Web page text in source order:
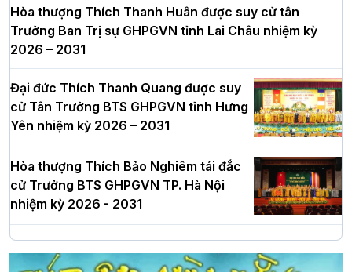
Hòa thượng Thích Thanh Huân được suy cử tân
Trưởng Ban Trị sự GHPGVN tỉnh Lai Châu nhiệm kỳ
2026 – 2031
Đại đức Thích Thanh Quang được suy
cử Tân Trưởng BTS GHPGVN tỉnh Hưng
Yên nhiệm kỳ 2026 – 2031
Hòa thượng Thích Bảo Nghiêm tái đắc
cử Trưởng BTS GHPGVN TP. Hà Nội
nhiệm kỳ 2026 - 2031
Hà Nội: Long trọng lễ khởi công xây
dựng Trung tâm văn hóa Phật giáo Thủ